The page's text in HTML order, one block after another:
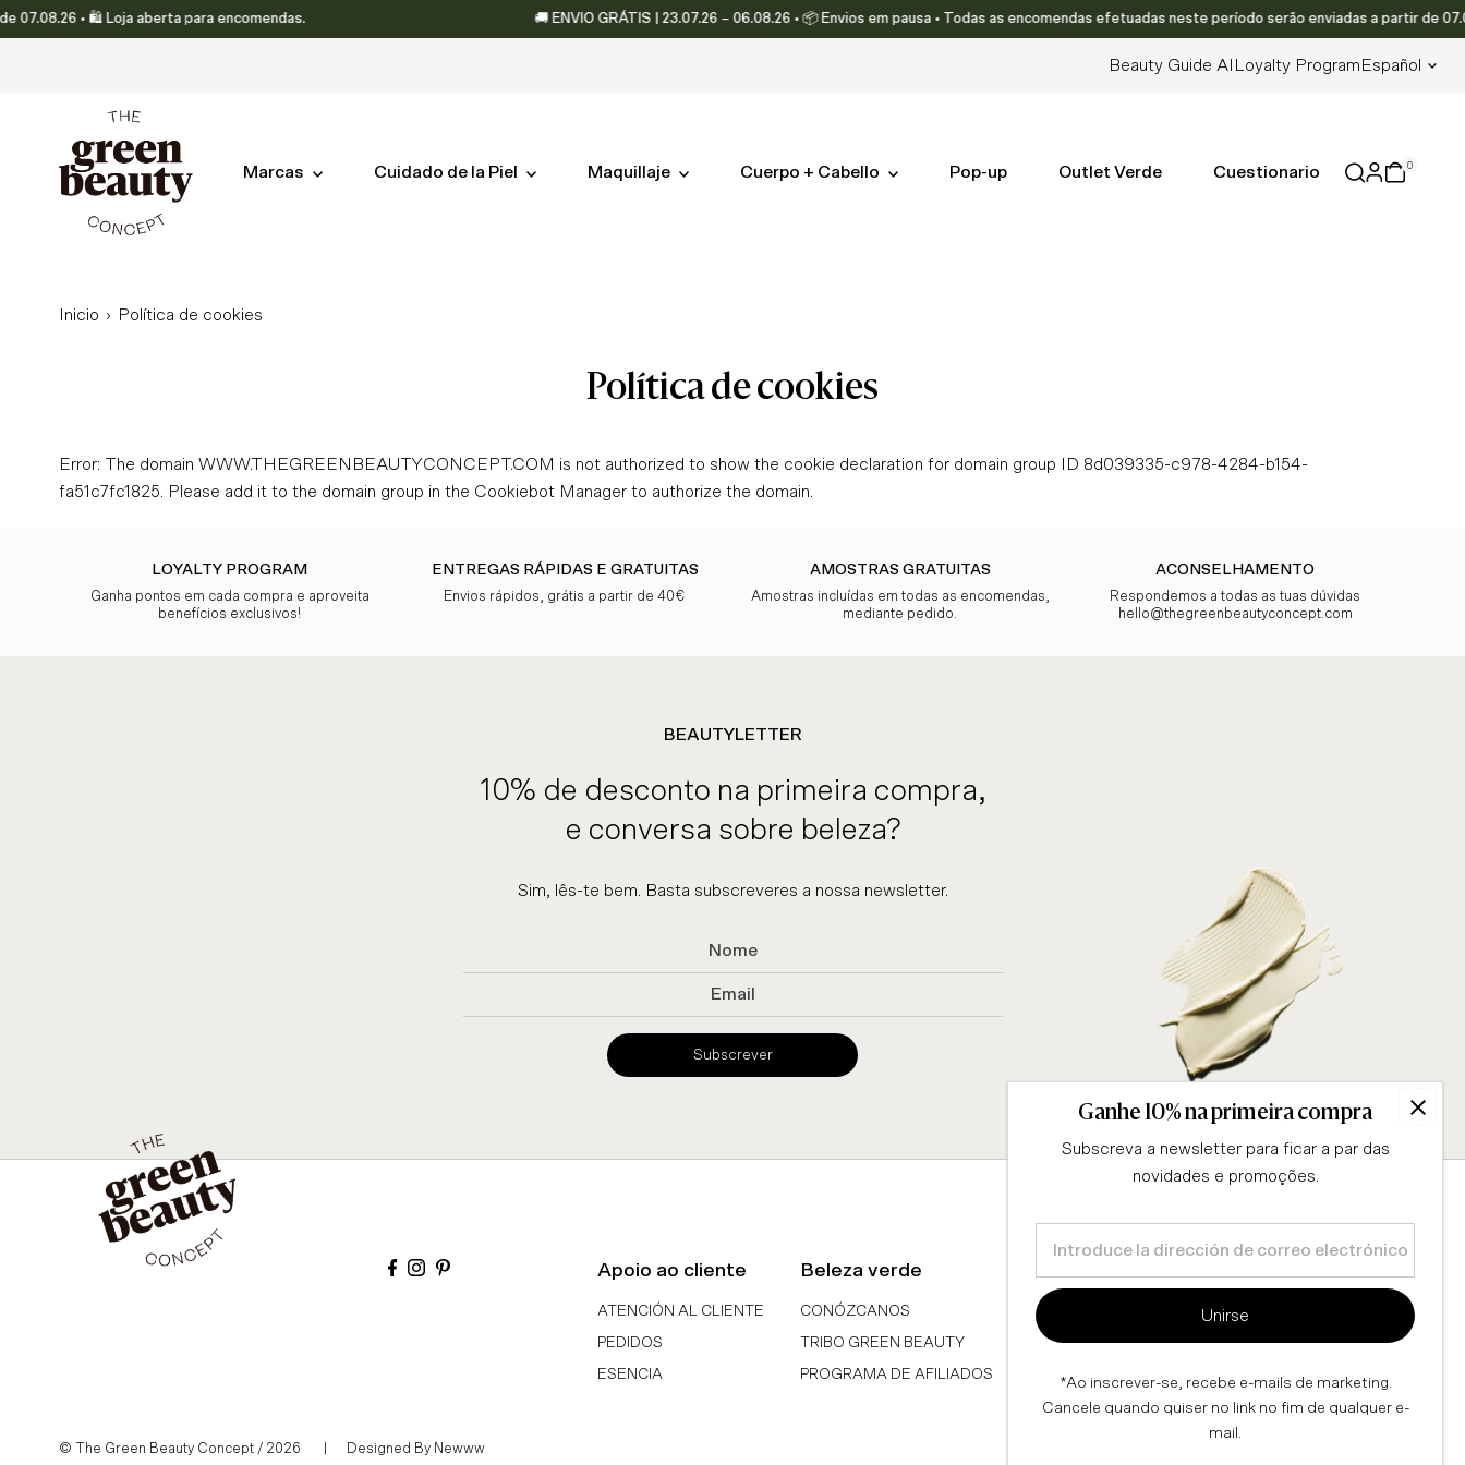
Ir directamente al contenido
07.08.26 • 🛍️ Loja aberta para encomendas. 🚚 ENVIO GRÁTIS | 23.07.26 – 06.08.26 • 📦 Envios em pausa • Todas as encomendas efetuadas neste período serão enviadas a partir de
Beauty Guide AI Loyalty ProgramEspañol
Marcas Cuidado de la Piel Maquillaje Cuerpo + Cabello Pop-up Outlet Verde Cuestionario 0
Inicio › Política de cookies
Política de cookies
Error: The domain WWW.THEGREENBEAUTYCONCEPT.COM is not authorized to show the cookie declaration for domain group ID 8d039335-c978-4284-b154-
fa51c7fc1825. Please add it to the domain group in the Cookiebot Manager to authorize the domain.
LOYALTY PROGRAM
Ganha pontos em cada compra e aproveita
benefícios exclusivos!
ENTREGAS RÁPIDAS E GRATUITAS
Envios rápidos, grátis a partir de 40€
AMOSTRAS GRATUITAS
Amostras incluídas em todas as encomendas,
mediante pedido.
ACONSELHAMENTO
Respondemos a todas as tuas dúvidas
hello@thegreenbeautyconcept.com
BEAUTYLETTER
10% de desconto na primeira compra,
e conversa sobre beleza?
Sim, lês-te bem. Basta subscreveres a nossa newsletter.
Subscrever
Apoio ao cliente
ATENCIÓN AL CLIENTE
PEDIDOS
ESENCIA
Beleza verde
CONÓZCANOS
TRIBO GREEN BEAUTY
PROGRAMA DE AFILIADOS
CUESTIONARIO
BLOG
TÉRMINOS Y CONDICIONES
ENVÍOS Y DEVOLUCIONES
POLÍTICA DE PRIVACIDAD
© The Green Beauty Concept / 2026 | Designed By Newww
Ganhe 10% na primeira compra
Subscreva a newsletter para ficar a par das
novidades e promoções.
dirección
de
correo
Unirse
*Ao inscrever-se, recebe e-mails de marketing.
Cancele quando quiser no link no fim de qualquer e-
mail.